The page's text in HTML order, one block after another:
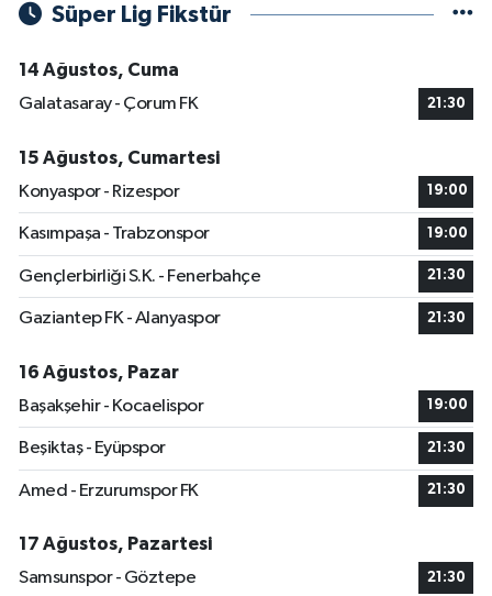
Süper Lig Fikstür
14 Ağustos, Cuma
Galatasaray - Çorum FK
21:30
15 Ağustos, Cumartesi
Konyaspor - Rizespor
19:00
Kasımpaşa - Trabzonspor 19:00
Gençlerbirliği S.K. - Fenerbahçe 21:30
Gaziantep FK - Alanyaspor 21:30
16 Ağustos, Pazar
Başakşehir - Kocaelispor
19:00
Beşiktaş - Eyüpspor 21:30
Amed - Erzurumspor FK 21:30
17 Ağustos, Pazartesi
Samsunspor - Göztepe
21:30